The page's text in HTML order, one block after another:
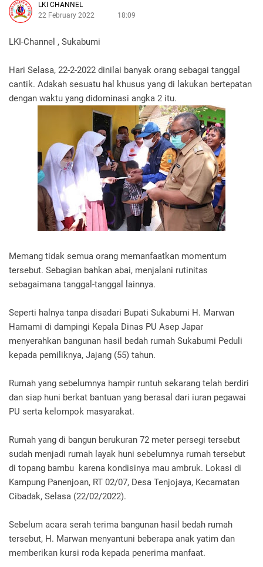
LKI CHANNEL
22 February 2022
18:09
LKI-Channel , Sukabumi
Hari Selasa, 22-2-2022 dinilai banyak orang sebagai tanggal
cantik. Adakah sesuatu hal khusus yang di lakukan bertepatan
dengan waktu yang didominasi angka 2 itu.
Memang tidak semua orang memanfaatkan momentum
tersebut. Sebagian bahkan abai, menjalani rutinitas
sebagaimana tanggal-tanggal lainnya.
Seperti halnya tanpa disadari Bupati Sukabumi H. Marwan
Hamami di dampingi Kepala Dinas PU Asep Japar
menyerahkan bangunan hasil bedah rumah Sukabumi Peduli
kepada pemiliknya, Jajang (55) tahun.
Rumah yang sebelumnya hampir runtuh sekarang telah berdiri
dan siap huni berkat bantuan yang berasal dari iuran pegawai
PU serta kelompok masyarakat.
Rumah yang di bangun berukuran 72 meter persegi tersebut
sudah menjadi rumah layak huni sebelumnya rumah tersebut
di topang bambu karena kondisinya mau ambruk. Lokasi di
Kampung Panenjoan, RT 02/07, Desa Tenjojaya, Kecamatan
Cibadak, Selasa (22/02/2022).
Sebelum acara serah terima bangunan hasil bedah rumah
tersebut, H. Marwan menyantuni beberapa anak yatim dan
memberikan kursi roda kepada penerima manfaat.